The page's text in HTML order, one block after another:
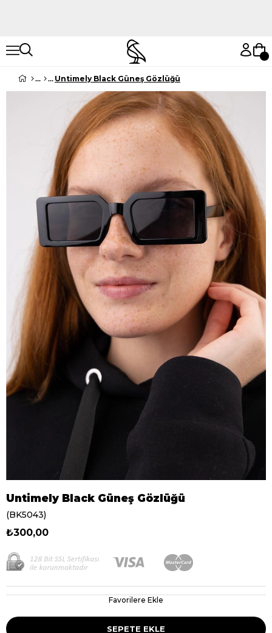
Untimely Black Güneş Gözlüğü
Untimely Black Güneş Gözlüğü
(BK5043)
₺300,00
Favorilere Ekle